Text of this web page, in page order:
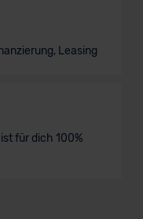
Leasing
für dich 100%